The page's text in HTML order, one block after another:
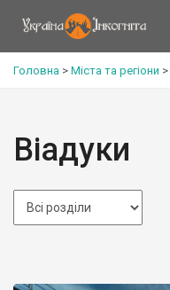
Головна > Міста та регіони >
Віадуки